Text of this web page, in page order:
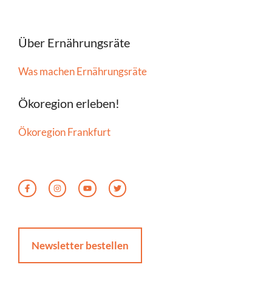
Über Ernährungsräte
Was machen Ernährungsräte
Ökoregion erleben!
Ökoregion Frankfurt
Newsletter bestellen